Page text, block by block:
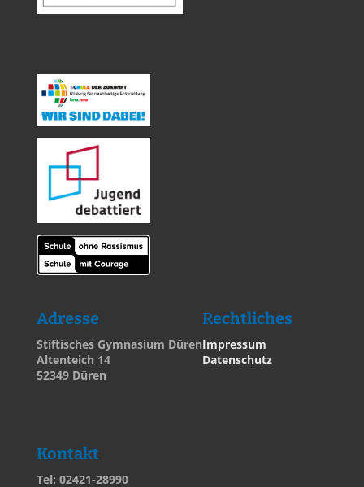
Adresse
Stiftisches Gymnasium Düren
Altenteich 14
52349 Düren
Rechtliches
Impressum
Datenschutz
Kontakt
Tel: 02421-28990